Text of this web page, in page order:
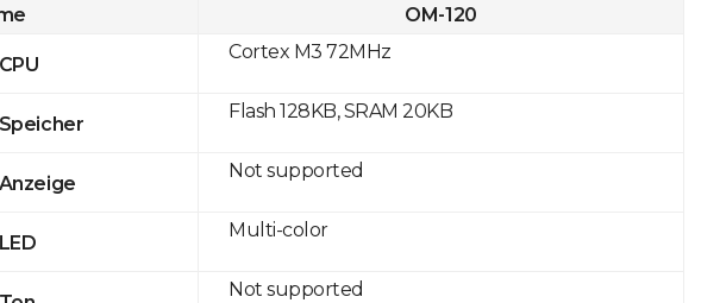
CPU
Speicher
Anzeige
LED
OM-120
Cortex M3 72MHz
Flash 128KB, SRAM 20KB
Not supported
Multi-color
Not supported